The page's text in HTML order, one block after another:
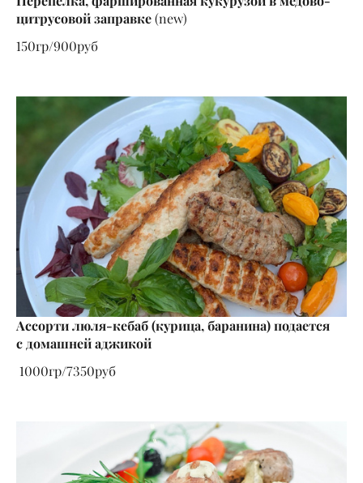
цитрусовой заправке(new)
150гр/900руб
Ассорти люля-кебаб (курица, баранина) подается
с домашней аджикой
1000гр/7350руб